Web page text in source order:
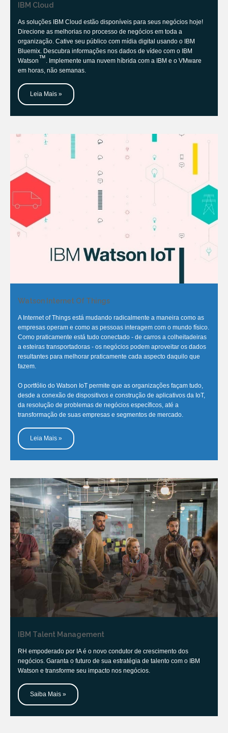
IBM Cloud
As soluções IBM Cloud estão disponíveis para seus negócios hoje!
Direcione as melhorias no processo de negócios em toda a
organização. Cative seu público com mídia digital usando o IBM
Bluemix. Descubra informações nos dados de vídeo com o IBM
Watson™. Implemente uma nuvem híbrida com a IBM e o VMware
em horas, não semanas.
Leia Mais »
Watson Internet Of Things
A Internet of Things está mudando radicalmente a maneira como as
empresas operam e como as pessoas interagem com o mundo físico.
Como praticamente está tudo conectado - de carros a colheitadeiras
a esteiras transportadoras - os negócios podem aproveitar os dados
resultantes para melhorar praticamente cada aspecto daquilo que
fazem.
O portfólio do Watson IoT permite que as organizações façam tudo,
desde a conexão de dispositivos e construção de aplicativos da IoT,
da resolução de problemas de negócios específicos, até a
transformação de suas empresas e segmentos de mercado.
Leia Mais »
IBM Talent Management
RH empoderado por IA é o novo condutor de crescimento dos
negócios. Garanta o futuro de sua estratégia de talento com o IBM
Watson e transforme seu impacto nos negócios.
Saiba Mais »